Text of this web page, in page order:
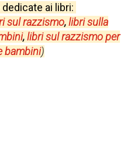
ai libri:
sul razzismo,libri sulla
,libri sul razzismo per
bambini)